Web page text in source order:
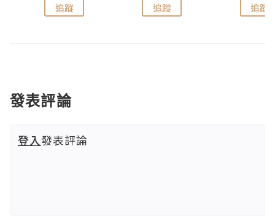
追蹤 追蹤 追蹤
發表評論
登入發表評論